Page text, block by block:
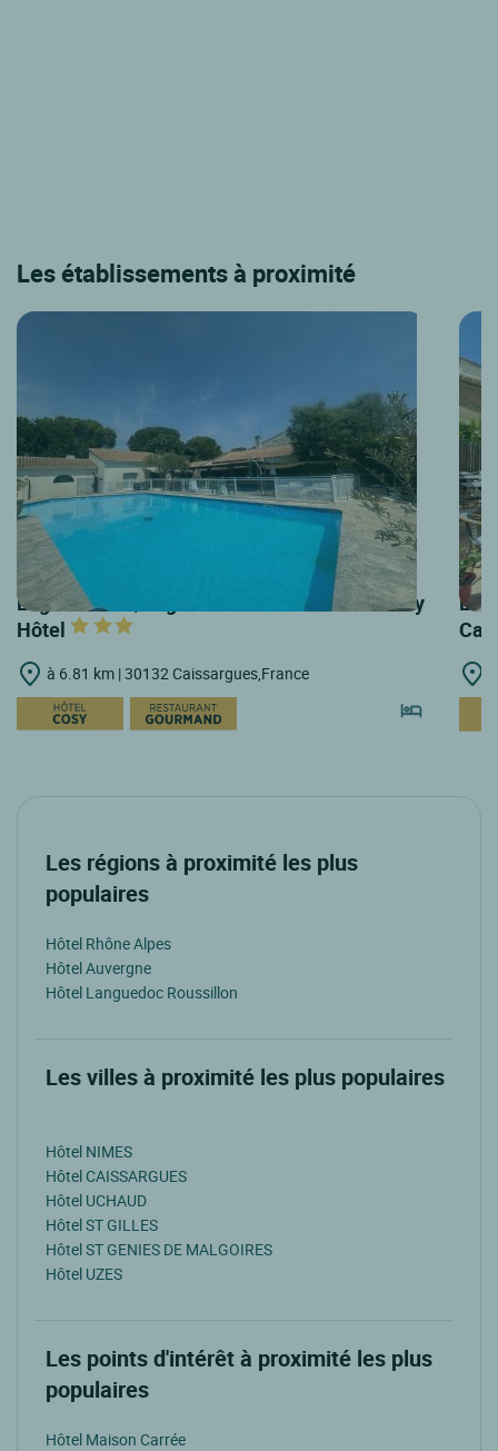
Les établissements à proximité
Logis Hôtels | Logis Hôtel les Aubuns Country
Hôtel
à 6.81 km | 30132 Caissargues,France
Les régions à proximité les plus
populaires
Hôtel Rhône Alpes
Hôtel Auvergne
Hôtel Languedoc Roussillon
Les villes à proximité les plus populaires
Hôtel NIMES
Hôtel CAISSARGUES
Hôtel UCHAUD
Hôtel ST GILLES
Hôtel ST GENIES DE MALGOIRES
Hôtel UZES
Les points d'intérêt à proximité les plus
populaires
Hôtel Maison Carrée